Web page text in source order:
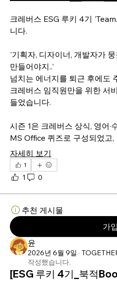
크레버스 ESG 루키 4기
니다.
'기획자, 디자이너, 개발자가
만들어야지..'
넘치는 에너지를 퇴근 후에도
크레버스 임직원만을 위한 서
들었습니다.
시즌 1은 크레버스 상식, 영어·
MS Office 퀴즈로 구성되었고,
자세히 보기
1
1 0
추천 게시물
가입
윤
2026년 6월 9일 ·
작성했습니다.
[ESG 루키 4기_북적